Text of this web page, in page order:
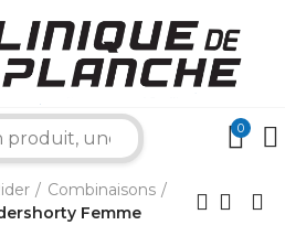
0
Combinaisons
Femme
×
expert nautique.